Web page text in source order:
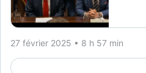
27 février 2025 • 8 h 57 min